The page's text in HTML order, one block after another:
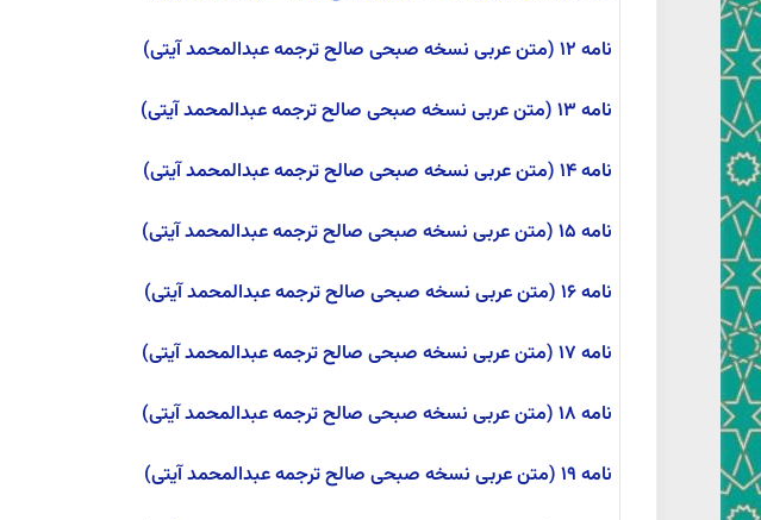
نامه ۱۲ (متن عربی نسخه صبحی صالح ترجمه عبدالمحمد آیتی)
نامه ۱۳ (متن عربی نسخه صبحی صالح ترجمه عبدالمحمد آیتی)
نامه ۱۴ (متن عربی نسخه صبحی صالح ترجمه عبدالمحمد آیتی)
نامه ۱۵ (متن عربی نسخه صبحی صالح ترجمه عبدالمحمد آیتی)
نامه ۱۶ (متن عربی نسخه صبحی صالح ترجمه عبدالمحمد آیتی)
نامه ۱۷ (متن عربی نسخه صبحی صالح ترجمه عبدالمحمد آیتی)
نامه ۱۸ (متن عربی نسخه صبحی صالح ترجمه عبدالمحمد آیتی)
نامه ۱۹ (متن عربی نسخه صبحی صالح ترجمه عبدالمحمد آیتی)